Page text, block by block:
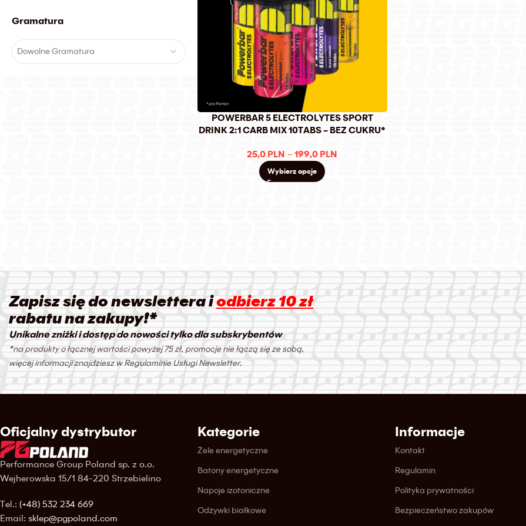
Gramatura
Dowolne Gramatura
POWERBAR 5 ELECTROLYTES SPORT
DRINK 2:1 CARB MIX 10TABS – BEZ CUKRU*
25,0 PLN –199,0 PLN
Wybierz opcje
Zapisz się do newslettera iodbierz 10 zł
rabatu na zakupy!*
Unikalne zniżki i dostęp do nowości tylko dla subskrybentów
*na produkty o łącznej wartości powyżej 75 zł, promocje nie łączą się ze sobą,
więcej informacji znajdziesz w Regulaminie Usługi Newsletter.
Oficjalny dystrybutor
Performance Group Poland sp. z o.o.
Wejherowska 15/1 84-220 Strzebielino
Tel.: (+48) 532 234 669
Email: sklep@pgpoland.com
Kategorie
Żele energetyczne
Batony energetyczne
Napoje izotoniczne
Odżywki białkowe
Informacje
Kontakt
Regulamin
Polityka prywatności
Bezpieczeństwo zakupów